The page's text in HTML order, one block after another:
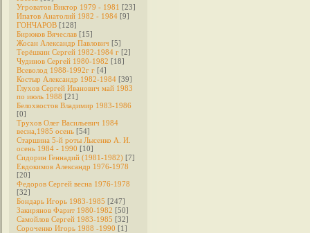
Угроватов Виктор 1979 - 1981 [23]
Ипатов Анатолий 1982 - 1984 [9]
ГОНЧАРОВ [128]
Бирюков Вячеслав [15]
Жосан Александр Павлович [5]
Терёшкин Сергей 1982-1984 г [2]
Чудинов Сергей 1980-1982 [18]
Всеволод 1988-1992г г [4]
Костыр Александр 1982-1984 [39]
Глухов Сергей Иванович май 1983
по июль 1988 [21]
Белохвостов Владимир 1983-1986
[0]
Трухов Олег Васильевич 1984
весна,1985 осень [54]
Старшина 5-й роты Лысенко А. И.
осень 1984 - 1990 [10]
Сидорин Геннадий (1981-1982) [7]
Евдокимов Александр 1976-1978
[20]
Федоров Cергей весна 1976-1978
[32]
Бондарь Игорь 1983-1985 [247]
Закирянов Фарит 1980-1982 [50]
Самойлов Сергей 1983-1985 [32]
Сороченко Игорь 1988 -1990 [1]